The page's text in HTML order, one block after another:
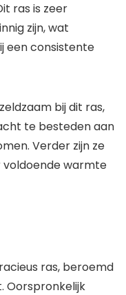
ras is zeer
zijn, wat
een consistente
bij dit ras,
te besteden aan
Verder zijn ze
voldoende warmte
ras, beroemd
Oorspronkelijk